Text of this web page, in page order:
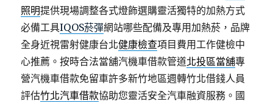
照明提供現場調整各式燈飾選購靈活獨特的加熱方式
必備工具IQOS菸彈網站哪些配備及專用加熱菸，品牌
全身近視雷射健康台北健康檢查項目費用工作健檢中
心推薦。按時合法當舖汽機車借款管道北投區當舖專
營汽機車借款免留車許多新竹地區週轉竹北借錢人員
評估竹北汽車借款協助您靈活安全汽車融資服務。國